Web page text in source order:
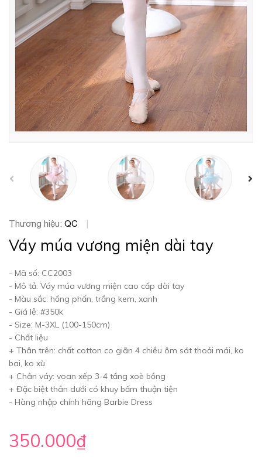
prev
Thương hiệu: QC
Váy múa vương miện dài tay
- Mã số: CC2003
- Mô tả: Váy múa vương miện cao cấp dài tay
- Màu sắc: hồng phấn, trắng kem, xanh
- Giá lẻ: #350k
- Size: M-3XL (100-150cm)
- Chất liệu
+ Thân trên: chất cotton co giãn 4 chiều ôm sát thoải mái, ko
bai, ko xù
+ Chân váy: voan xếp 3-4 tầng xoè bồng
+ Đặc biệt thân dưới có khuy bấm thuận tiện
- Hàng nhập chính hãng Barbie Dress
350.000₫